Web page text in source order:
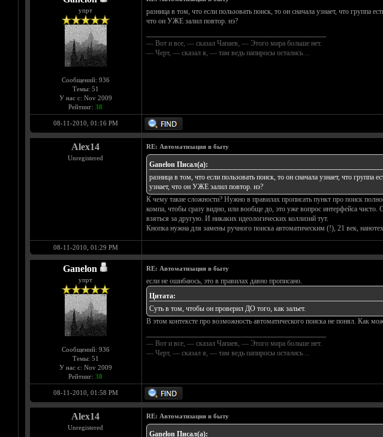
упрт
Сообщений: 936
Темы: 51
У нас с: Nov 2009
Рейтинг: 38
разница в том, что если пользовать поиск, то он сначала узнает, что группа
что он УЖЕ залил повтор. нэ?
— Вот и все, — сказал Чапаев, — Этого мира больше нет.
— Черт, — сказал я, — там ведь папиросы остались…
08-11-2010, 01:16 PM
Alex14
Unregistered
RE: Автоматизация в быту
Ganelon Писал(а):
разница в том, что если пользовать поиск, то он сначала узнает, что группа
узнает, что он УЖЕ залил повтор. нэ?
К чему такие сложности? Нужно в правилах прописать пункт про поиск
компа, чтобы сразу видно, или вообще до, это уже вопрос интерфейса
взяться за другую. И никаких идеологических коллизий тут.
Кнопка нужна для замены ручного поиска автоматическим (!), 21 век,
08-11-2010, 01:29 PM
Ganelon
упрт
Сообщений: 936
Темы: 51
У нас с: Nov 2009
Рейтинг: 38
RE: Автоматизация в быту
если не ошибаюсь, это в правилах давно прописано.
Цитата:
Суть в том, чтобы он проверил ДО того, как зальет.
В этом контексте про возможность автоматического поиска не понял. Как
— Вот и все, — сказал Чапаев, — Этого мира больше нет.
— Черт, — сказал я, — там ведь папиросы остались…
08-11-2010, 01:58 PM
Alex14
Unregistered
RE: Автоматизация в быту
Ganelon Писал(а):